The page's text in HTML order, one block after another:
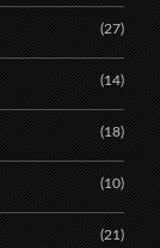
(27)
(14)
(18)
(10)
(21)